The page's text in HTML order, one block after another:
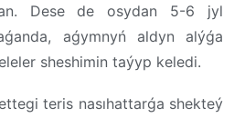
Dese de osydan 5-6 jyl
aǵymnyń aldyn alýǵa
sheshimin taýyp keledi.
teris nasıhattarǵa shekteý